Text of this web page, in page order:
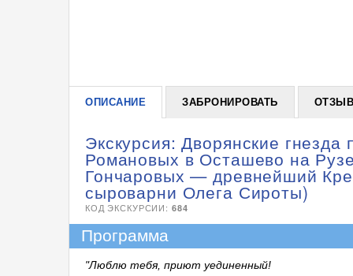
ОПИСАНИЕ ЗАБРОНИРОВАТЬ
Экскурсия: Дворянские
Романовых в Осташево на
Гончаровых — древнейший
сыроварни Олега Сироты)
КОД ЭКСКУРСИИ: 684
Программа
"Люблю тебя, приют уединенный!